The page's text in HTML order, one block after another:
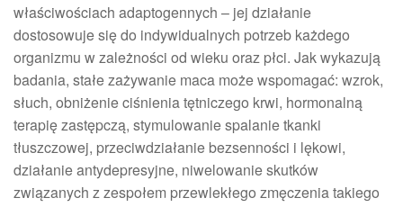
właściwościach adaptogennych – jej działanie
dostosowuje się do indywidualnych potrzeb każdego
organizmu w zależności od wieku oraz płci. Jak wykazują
badania, stałe zażywanie maca może wspomagać: wzrok,
słuch, obniżenie ciśnienia tętniczego krwi, hormonalną
terapię zastępczą, stymulowanie spalanie tkanki
tłuszczowej, przeciwdziałanie bezsenności i lękowi,
działanie antydepresyjne, niwelowanie skutków
związanych z zespołem przewlekłego zmęczenia takiego